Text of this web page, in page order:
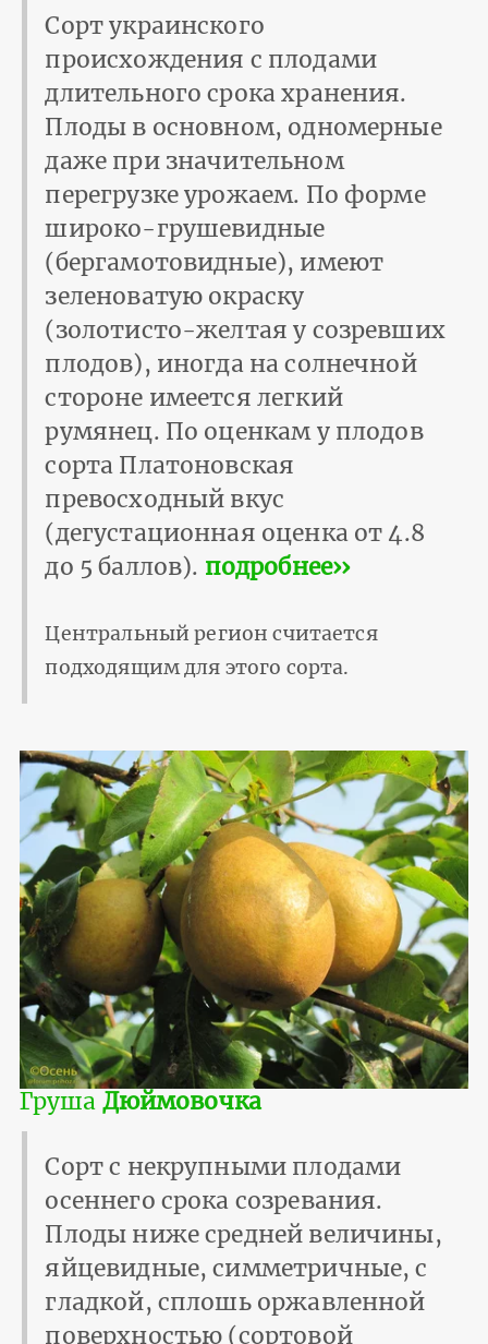
Сорт украинского
происхождения с плодами
длительного срока хранения.
Плоды в основном, одномерные
даже при значительном
перегрузке урожаем. По форме
широко-грушевидные
(бергамотовидные), имеют
зеленоватую окраску
(золотисто-желтая у созревших
плодов), иногда на солнечной
стороне имеется легкий
румянец. По оценкам у плодов
сорта Платоновская
превосходный вкус
(дегустационная оценка от 4.8
до 5 баллов). подробнее››
Центральный регион считается
подходящим для этого сорта.
Груша Дюймовочка
Сорт с некрупными плодами
осеннего срока созревания.
Плоды ниже средней величины,
яйцевидные, симметричные, с
гладкой, сплошь оржавленной
поверхностью (сортовой